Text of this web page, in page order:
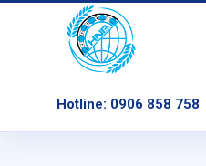
Hotline: 0906 858 758